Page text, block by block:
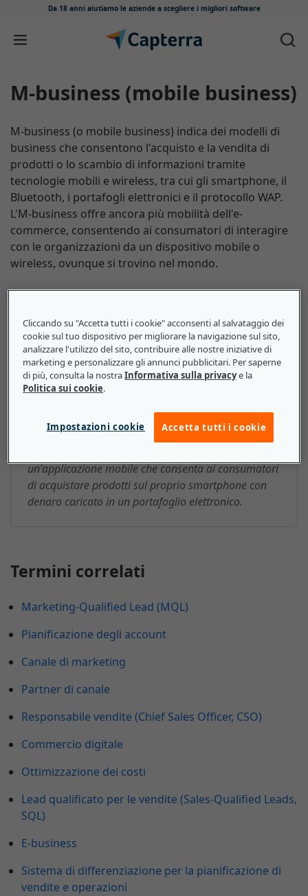
Da 18 anni aiutiamo le aziende a scegliere i migliori software
Salta e vai al contenuto
M-business (mobile business)
M-business (o mobile business) indica dei modelli di
business che consentono l'acquisto e la vendita di
prodotti o lo scambio di informazioni tramite
tecnologie mobili e wireless, tra cui gli smartphone, il
Bluetooth, i portafogli elettronici e il protocollo WAP.
L'M-business offre ancora più mobilità dell'e-
commerce, consentendo ai consumatori di interagire
con le organizzazioni da un dispositivo mobile o
wireless, ovunque si trovino nel mondo.
M-business (mobile business):
ecco cosa devono sapere le
piccole e medie imprese
che utilizzano le tecnologie mobili e wireless per
accedere a informazioni, prodotti e servizi. Ad
un'applicazione mobile che consenta ai consumatori
di acquistare prodotti sul proprio smartphone con
denaro caricato in un portafoglio elettronico.
Termini correlati
Marketing-Qualified Lead (MQL)
Pianificazione degli account
Canale di marketing
Partner di canale
Responsabile vendite (Chief Sales Officer, CSO)
Commercio digitale
Ottimizzazione dei costi
Lead qualificato per le vendite (Sales-Qualified Leads,
SQL)
E-business
Sistema di differenziazione per la pianificazione di
vendite e operazioni
Cliccando su "Accetta tutti i cookie" acconsenti al salvataggio dei
cookie sul tuo dispositivo per migliorare la navigazione sul sito,
analizzare l'utilizzo del sito, contribuire alle nostre iniziative di
marketing e personalizzare gli annunci pubblicitari. Per saperne
di più, consulta la nostraInformativa sulla privacye la
Politica sui cookie.
Impostazioni cookie Accetta tutti i cookie